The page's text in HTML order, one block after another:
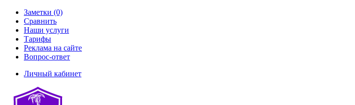
Заметки (0)
Сравнить
Наши услуги
Тарифы
Реклама на сайте
Вопрос-ответ
Личный кабинет